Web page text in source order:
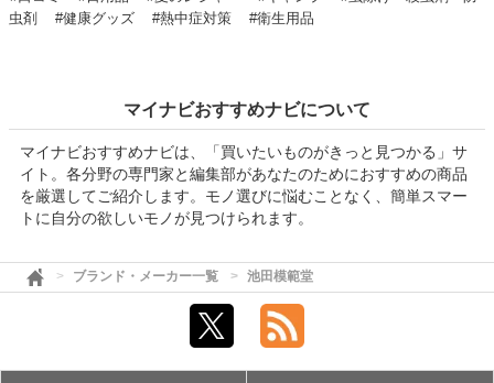
虫剤
#健康グッズ #熱中症対策 #衛生用品
マイナビおすすめナビについて
マイナビおすすめナビは、「買いたいものがきっと見つかる」サ
イト。各分野の専門家と編集部があなたのためにおすすめの商品
を厳選してご紹介します。モノ選びに悩むことなく、簡単スマー
トに自分の欲しいモノが見つけられます。
ブランド・メーカー一覧 池田模範堂